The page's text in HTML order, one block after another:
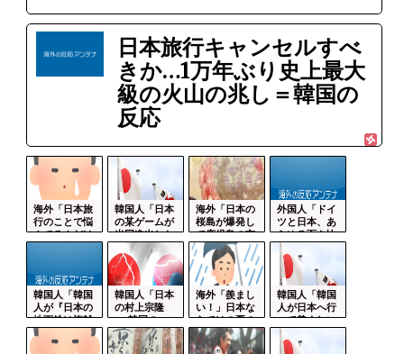
日本旅行キャンセルすべ
きか…1万年ぶり史上最大
級の火山の兆し＝韓国の
反応
海外「日本旅
行のことで悩
んでるんだけ
韓国人「日本
の某ゲームが
米国進出した
当時、アメリ
カ国...
海外「日本の
桜島が爆発し
て鹿児島の市
街地の空が真
っ暗...
外国人「ドイ
ツと日本、あ
らゆる面を比
較したらどっ
ちが...
韓国人「韓国
人が『日本の
地下鉄は複雑
すぎる』と感
じる...
韓国人「日本
の村上宗隆
vs 韓国の
イ・ジョン
フ」→...
海外「羨まし
い！」日本な
らではの夏の
風物詩に海外
がび...
韓国人「韓国
人が日本へ行
って羨ましい
と感じること
がこ...